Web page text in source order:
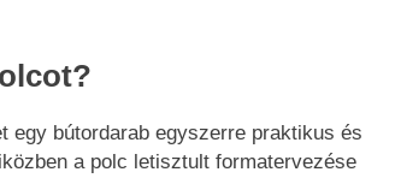
egy bútordarab egyszerre praktikus és
a polc letisztult formatervezése